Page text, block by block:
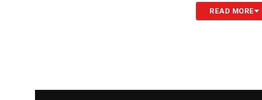
READ MORE